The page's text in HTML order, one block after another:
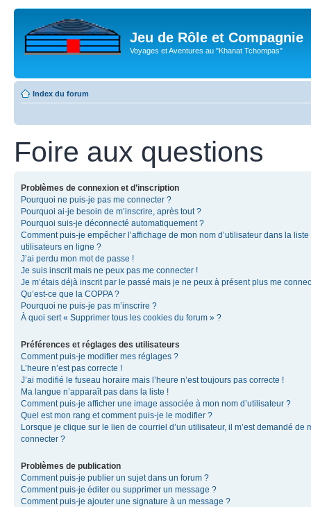
Jeu de Rôle et Compagnie
Voyages et Aventures au "Khanat Tchompas"
Index du forum
Foire aux questions
Problèmes de connexion et d’inscription
Pourquoi ne puis-je pas me connecter ?
Pourquoi ai-je besoin de m’inscrire, après tout ?
Pourquoi suis-je déconnecté automatiquement ?
Comment puis-je empêcher l’affichage de mon nom d’utilisateur dans la liste
utilisateurs en ligne ?
J’ai perdu mon mot de passe !
Je suis inscrit mais ne peux pas me connecter !
Je m’étais déjà inscrit par le passé mais je ne peux à présent plus me
Qu’est-ce que la COPPA ?
Pourquoi ne puis-je pas m’inscrire ?
À quoi sert « Supprimer tous les cookies du forum » ?
Préférences et réglages des utilisateurs
Comment puis-je modifier mes réglages ?
L’heure n’est pas correcte !
J’ai modifié le fuseau horaire mais l’heure n’est toujours pas correcte !
Ma langue n’apparaît pas dans la liste !
Comment puis-je afficher une image associée à mon nom d’utilisateur ?
Quel est mon rang et comment puis-je le modifier ?
Lorsque je clique sur le lien de courriel d’un utilisateur, il m’est demandé de
connecter ?
Problèmes de publication
Comment puis-je publier un sujet dans un forum ?
Comment puis-je éditer ou supprimer un message ?
Comment puis-je ajouter une signature à un message ?